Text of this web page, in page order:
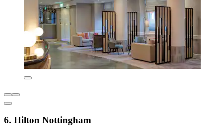
6. Hilton Nottingham